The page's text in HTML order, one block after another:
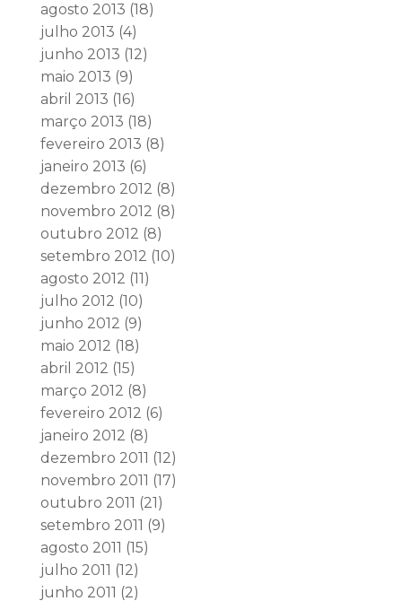
agosto 2013 (18)
julho 2013 (4)
junho 2013 (12)
maio 2013 (9)
abril 2013 (16)
março 2013 (18)
fevereiro 2013 (8)
janeiro 2013 (6)
dezembro 2012 (8)
novembro 2012 (8)
outubro 2012 (8)
setembro 2012 (10)
agosto 2012 (11)
julho 2012 (10)
junho 2012 (9)
maio 2012 (18)
abril 2012 (15)
março 2012 (8)
fevereiro 2012 (6)
janeiro 2012 (8)
dezembro 2011 (12)
novembro 2011 (17)
outubro 2011 (21)
setembro 2011 (9)
agosto 2011 (15)
julho 2011 (12)
junho 2011 (2)